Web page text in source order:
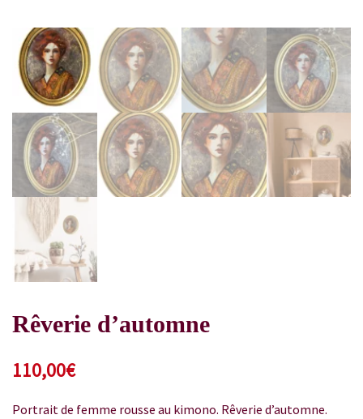
Rêverie d’automne
110,00€
Portrait de femme rousse au kimono. Rêverie d’automne.